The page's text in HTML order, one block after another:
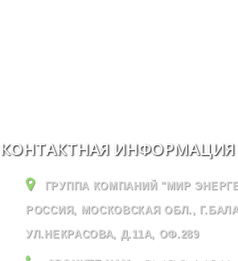
КОНТАКТНАЯ ИНФОРМАЦИЯ
ГРУППА КОМПАНИЙ "МИР
РОССИЯ, МОСКОВСКАЯ ОБЛ.,
УЛ.НЕКРАСОВА, Д.11А, ОФ.289